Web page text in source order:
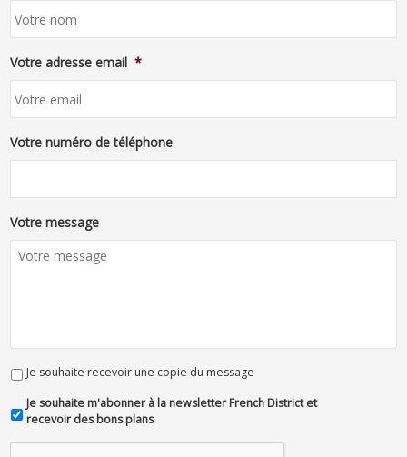
Votre adresse email *
Votre numéro de téléphone
Votre message
Je souhaite recevoir une copie du message
Je souhaite m'abonner à la newsletter French District et
recevoir des bons plans